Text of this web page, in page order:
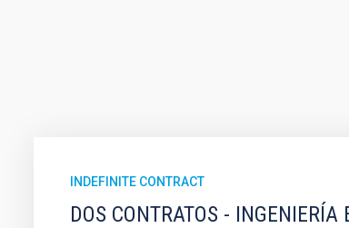
INDEFINITE CONTRACT
DOS CONTRATOS -